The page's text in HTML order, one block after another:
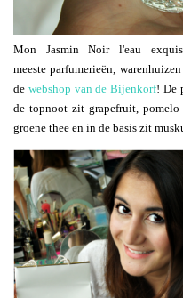
Mon Jasmin Noir l'eau
meeste parfumerieën,
de webshop van de Bijenkorf! De
de topnoot zit grapefruit,
groene thee en in de basis zit